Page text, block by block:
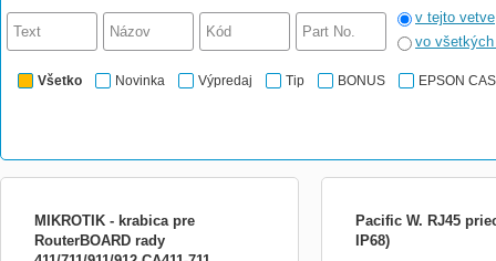
v tejto vetve
vo
Všetko Novinka Výpredaj Tip BONUS EPSON
MIKROTIK - krabica pre
RouterBOARD rady
Pacific W. RJ45
IP68)